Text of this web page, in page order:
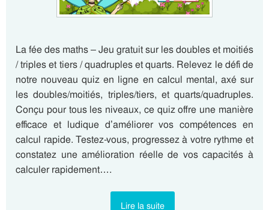
La fée des maths – Jeu gratuit sur les doubles et moitiés
/ triples et tiers / quadruples et quarts. Relevez le défi de
notre nouveau quiz en ligne en calcul mental, axé sur
les doubles/moitiés, triples/tiers, et quarts/quadruples.
Conçu pour tous les niveaux, ce quiz offre une manière
efficace et ludique d’améliorer vos compétences en
calcul rapide. Testez-vous, progressez à votre rythme et
constatez une amélioration réelle de vos capacités à
calculer rapidement….
Lire la suite